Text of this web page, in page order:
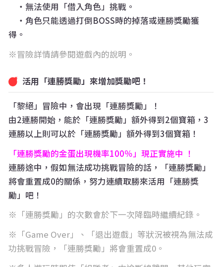
・無法使用「借入角色」挑戰。
・角色只能透過打倒BOSS時的掉落或連勝獎勵獲
得。
冒險詳情請參閱遊戲內的說明。
活用「連勝獎勵」來增加獎勵吧！
「黎絕」冒險中，會出現「連勝獎勵」！
由2連勝開始，能於「連勝獎勵」額外得到2個寶箱，3
連勝以上則可以於「連勝獎勵」額外得到3個寶箱！
「連勝獎勵的金蛋出現機率100％」現正實施中 ！
連勝途中，假如無法成功挑戰冒險的話，「連勝獎勵」
將會重置成0的關係，努力連續取勝來活用「連勝獎
勵」吧！
「連勝獎勵」的次數會於下一次降臨時繼續紀錄。
「Game Over」、「退出遊戲」等狀況被視為無法成
功挑戰冒險，「連勝獎勵」將會重置成0。